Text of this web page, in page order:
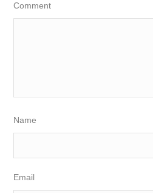
Comment
Name
Email